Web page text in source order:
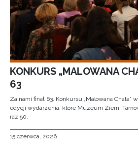
KONKURS „MALOWANA
63
Za nami finał 63. Konkursu „Malowana
edycji wydarzenia, które Muzeum Ziemi
raz 50.
15 czerwca, 2026